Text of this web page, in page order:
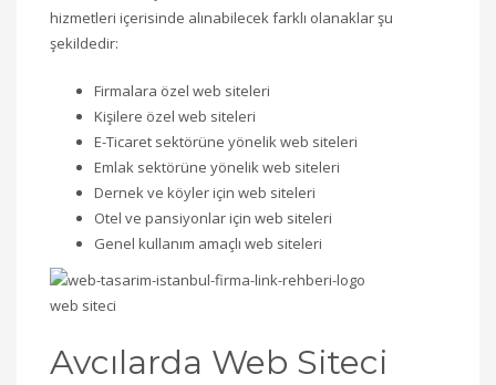
hizmetleri içerisinde alınabilecek farklı olanaklar şu
şekildedir:
Firmalara özel web siteleri
Kişilere özel web siteleri
E-Ticaret sektörüne yönelik web siteleri
Emlak sektörüne yönelik web siteleri
Dernek ve köyler için web siteleri
Otel ve pansiyonlar için web siteleri
Genel kullanım amaçlı web siteleri
web siteci
Avcılarda Web Siteci